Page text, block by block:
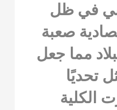
في ظل
صعبة
مما جعل
تحديًا
الكلية